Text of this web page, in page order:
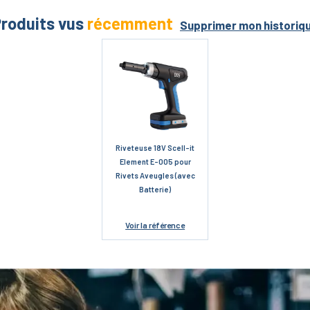
vus récemment Supprimer mon
Riveteuse 18V Scell-it
Element E-005 pour
Rivets Aveugles (avec
Batterie)
Voirla référence